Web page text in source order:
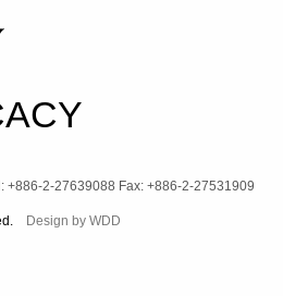
+886-2-27639088 Fax: +886-2-27531909
Design by WDD